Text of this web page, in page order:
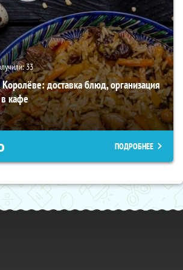
33
доставка блюд, организация
кафе
ПОДРОБНЕЕ